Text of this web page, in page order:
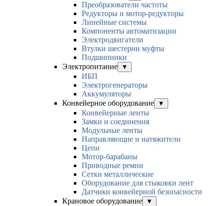
Преобразователи частоты
Редукторы и мотор-редукторы
Линейные системы
Компоненты автоматизации
Электродвигатели
Втулки шестерни муфты
Подшипники
Электропитание
▼
ИБП
Электрогенераторы
Аккумуляторы
Конвейерное оборудование
▼
Конвейерные ленты
Замки и соединения
Модульные ленты
Направляющие и натяжители
Цепи
Мотор-барабаны
Приводные ремни
Сетки металлические
Оборудование для стыковки лент
Датчики конвейерной безопасности
Крановое оборудование
▼